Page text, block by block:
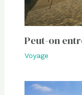
Peut-on
Voyage